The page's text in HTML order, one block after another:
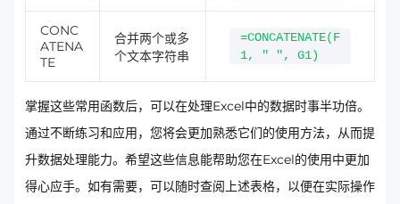
CONC
ATENA
TE
合并两个或多
个文本字符串
=CONCATENATE(F
1, " ", G1)
掌握这些常用函数后，可以在处理Excel中的数据时事半功倍。
通过不断练习和应用，您将会更加熟悉它们的使用方法，从而提
升数据处理能力。希望这些信息能帮助您在Excel的使用中更加
得心应手。如有需要，可以随时查阅上述表格，以便在实际操作